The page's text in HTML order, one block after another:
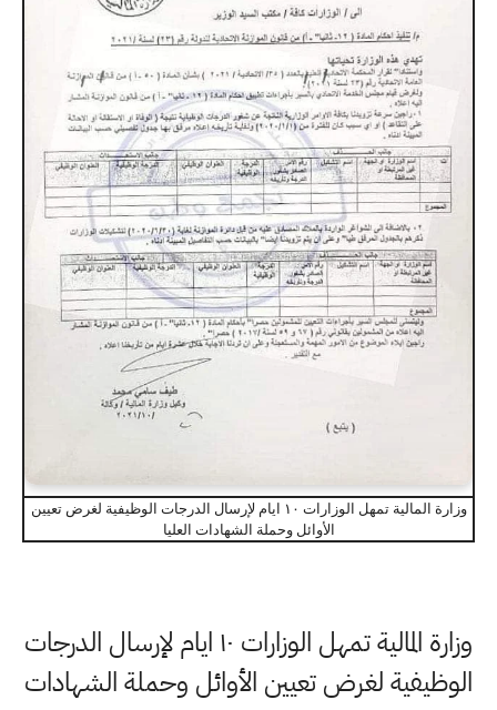
وزارة المالية تمهل الوزارات ١٠ ايام لإرسال الدرجات الوظيفية لغرض تعيين
الأوائل وحملة الشهادات العليا
وزارة المالية تمهل الوزارات ١٠ ايام لإرسال الدرجات
الوظيفية لغرض تعيين الأوائل وحملة الشهادات